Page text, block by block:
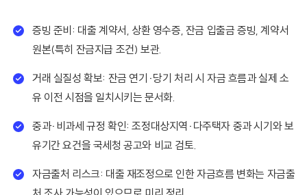
증빙 준비: 대출 계약서, 상환 영수증, 잔금 입출금 증빙, 계약서
원본(특히 잔금지급 조건) 보관.
거래 실질성 확보: 잔금 연기·당기 처리 시 자금 흐름과 실제 소
유 이전 시점을 일치시키는 문서화.
중과·비과세 규정 확인: 조정대상지역·다주택자 중과 시기와 보
유기간 요건을 국세청 공고와 비교 검토.
자금출처 리스크: 대출 재조정으로 인한 자금흐름 변화는 자금출